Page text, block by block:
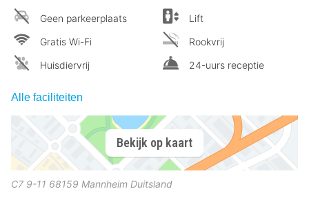
Geen parkeerplaats
Gratis Wi-Fi
Huisdiervrij
Lift
Rookvrij
24-uurs receptie
Alle faciliteiten
Bekijk op kaart
C7 9-11 68159 Mannheim Duitsland